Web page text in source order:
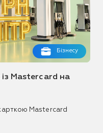
Бізнесу
Mastercard на
Mastercard